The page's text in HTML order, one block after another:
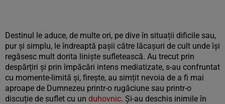
Destinul le aduce, de multe ori, pe dive în situații dificile sau,
pur și simplu, le îndreaptă pașii către lăcașuri de cult unde își
regăsesc mult dorita liniște sufletească. Au trecut prin
despărțiri și prin împăcări intens mediatizate, s-au confruntat
cu momente-limită și, firește, au simțit nevoia de a fi mai
aproape de Dumnezeu printr-o rugăciune sau printr-o
discuție de suflet cu un duhovnic. Și-au deschis inimile în